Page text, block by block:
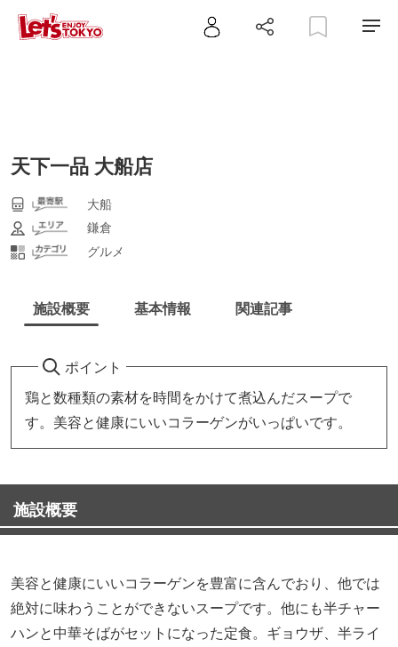
天下一品 大船店
大船
鎌倉
グルメ
施設概要 基本情報 関連記事
ポイント
鶏と数種類の素材を時間をかけて煮込んだスープで
す。美容と健康にいいコラーゲンがいっぱいです。
施設概要
美容と健康にいいコラーゲンを豊富に含んでおり、他では
絶対に味わうことができないスープです。他にも半チャー
ハンと中華そばがセットになった定食。ギョウザ、半ライ